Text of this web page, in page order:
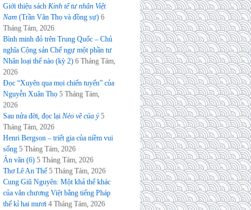
Giới thiệu sách Kinh tế tư nhân Việt
Nam (Trần Văn Thọ và đồng sự) 6
Tháng Tám, 2026
Bình minh đỏ trên Trung Quốc – Chủ
nghĩa Cộng sản Chế ngự một phần tư
Nhân loại thế nào (kỳ 2) 6 Tháng Tám,
2026
Đọc “Xuyên qua mọi chiến tuyến” của
Nguyễn Xuân Thọ 5 Tháng Tám,
2026
Sau nửa đời, đọc lại Nẻo về của ý 5
Tháng Tám, 2026
Henri Bergson – triết gia của niềm vui
sống 5 Tháng Tám, 2026
Án văn (6) 5 Tháng Tám, 2026
Thơ Lê An Thế 5 Tháng Tám, 2026
Cung Giũ Nguyên: Một khả thể khác
của văn chương Việt bằng tiếng Pháp
thế kỉ hai mươi 4 Tháng Tám, 2026